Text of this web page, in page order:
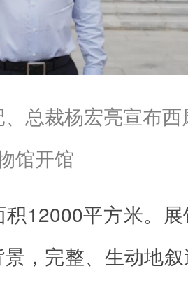
总裁杨宏亮宣布
馆开馆
12000平方米。
，完整、生动地